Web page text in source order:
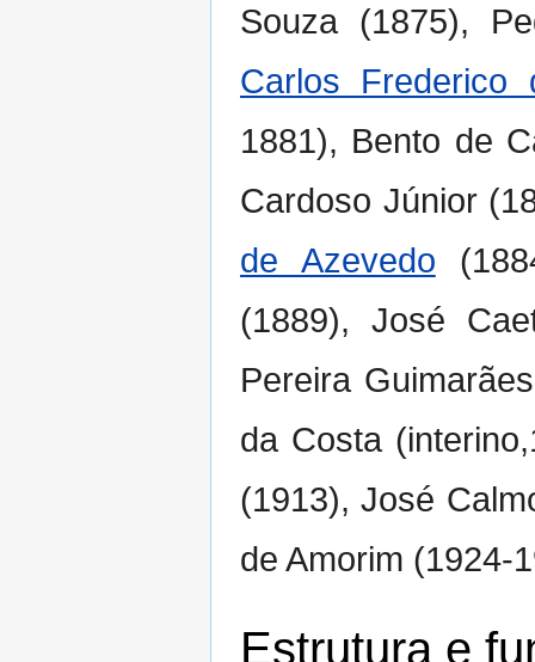
Souza (1875),
Carlos Frederico
1881), Bento de
Cardoso Júnior
de Azevedo
(1889), José
Pereira
da Costa
(1913), José
de Amorim (1924-
Estrutura e